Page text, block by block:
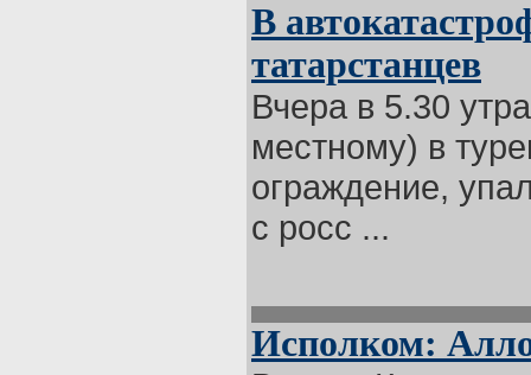
В
татарстанцев
Вчера в 5.30
местному) в
ограждение,
с росс ...
Исполком: